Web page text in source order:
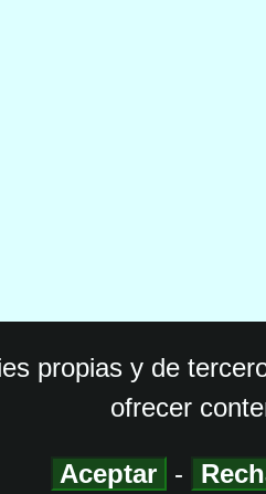
propias y de
ofrecer
Aceptar -